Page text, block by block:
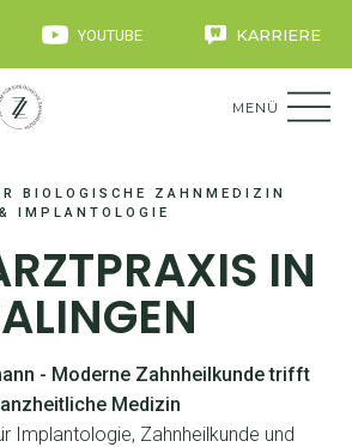
YOUTUBE KARRIERE
MENÜ
BIOLOGISCHE ZAHNMEDIZIN
& IMPLANTOLOGIE
IN
- Moderne Zahnheilkunde trifft
Medizin
Implantologie, Zahnheilkunde und